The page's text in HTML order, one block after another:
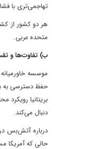
تهاجمی‌تری با
متحده عربی.
ب) تفاوت‌ها و
موسسه
حفظ دسترسی به
بریتانیا
دنبال می‌کند.
درباره آتش‌بس
حالی که آمریکا